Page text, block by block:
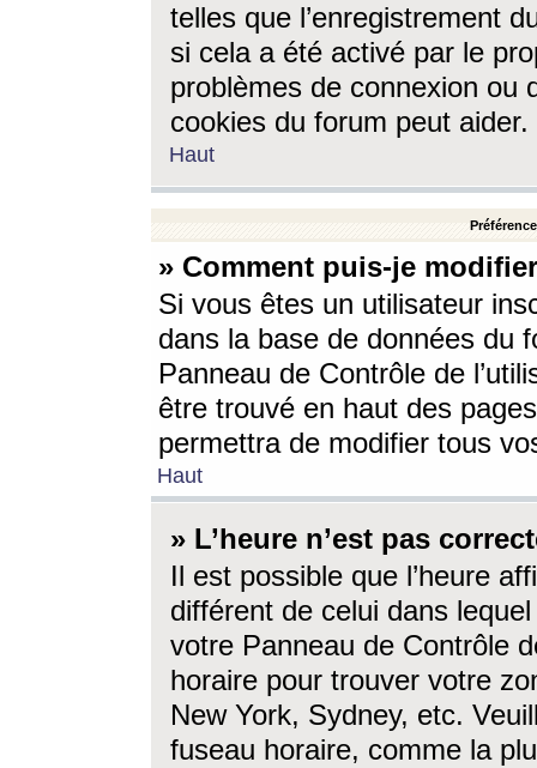
telles que l’enregistrement
si cela a été activé par le
problèmes de connexion ou
cookies du forum peut aider.
Haut
» Comment puis-je
Si vous êtes un utilisateur
dans la base de données du
Panneau de Contrôle de
être trouvé en haut des
permettra de modifier tous
Haut
» L’heure n’est pas
Il est possible que l’heure
différent de celui dans
votre Panneau de Contrôle
horaire pour trouver votre
New York, Sydney, etc.
fuseau horaire, comme la